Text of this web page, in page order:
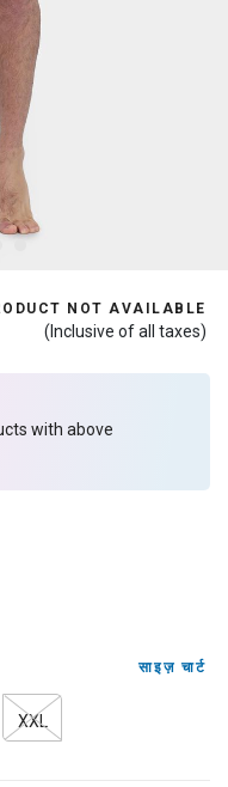
NOT AVAILABLE
(Inclusive of all taxes)
with above
साइज़ चार्ट
XXL